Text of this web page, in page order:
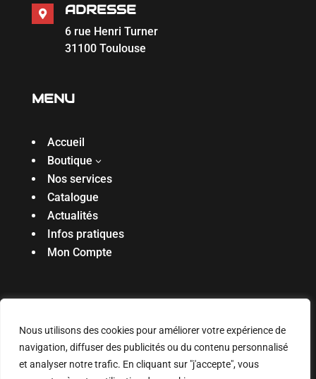
Nous utilisons des cookies pour améliorer votre expérience de
navigation, diffuser des publicités ou du contenu personnalisé
et analyser notre trafic. En cliquant sur "j'accepte", vous
 ADRESSE
6 rue Henri Turner
31100 Toulouse
MENU
Accueil
Boutique 3
Nos services
Catalogue
Actualités
Infos pratiques
Mon Compte
Réalisé par l’agenceDigiibuz🐝Copyright ©
2025. Tous droits réservés
Mentions légales & politique de confidentialité
Connexion